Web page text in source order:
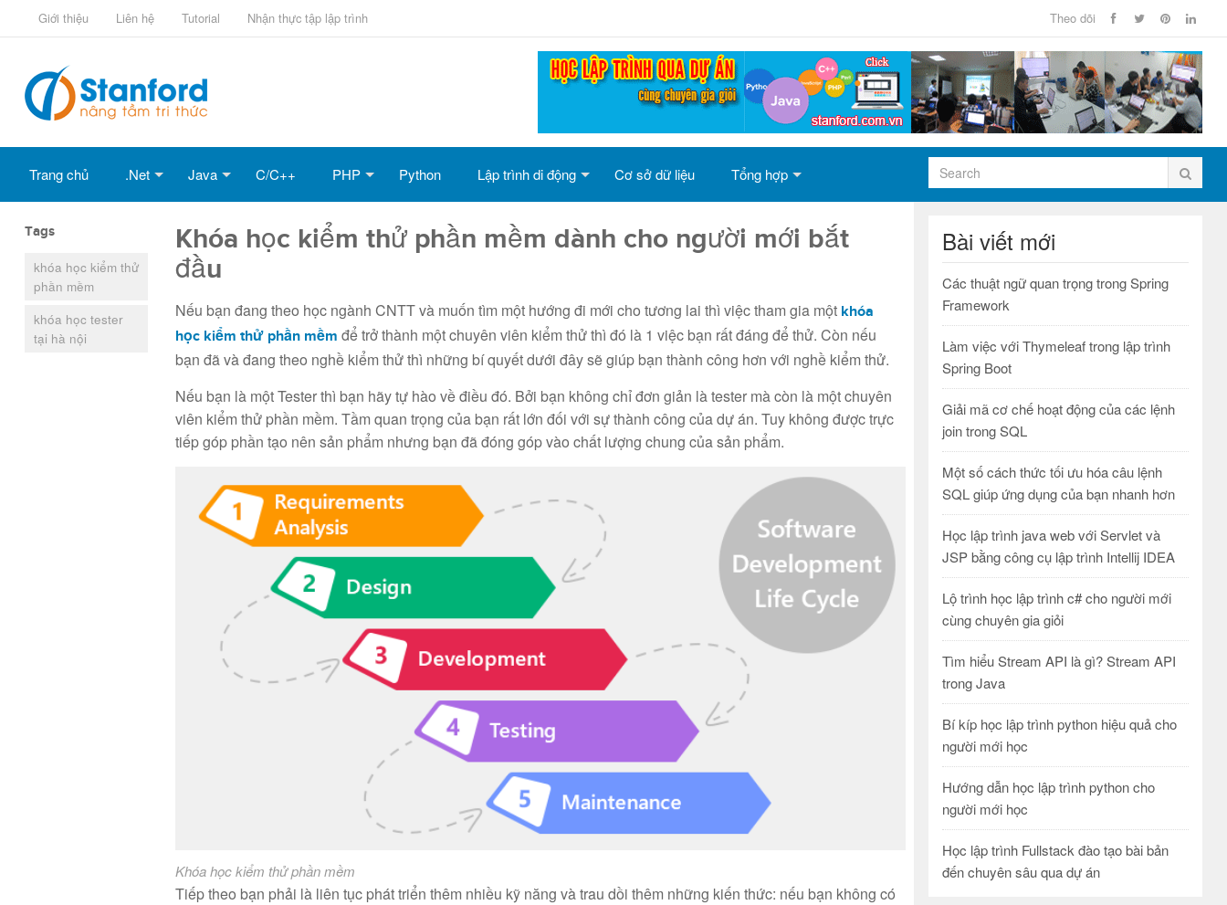
Giới thiệu Liên hệ Tutorial Nhận thực tập lập trình Theo dõi
Trang chủ .Net Java C/C++ PHP Python Lập trình di động Cơ sở dữ liệu Tổng hợp
Tags
khóa học kiểm thử
phần mềm
khóa học tester
tại hà nội
Khóa học kiểm thử phần mềm dành cho người mới bắt
đầu
Nếu bạn đang theo học ngành CNTT và muốn tìm một hướng đi mới cho tương lai thì việc tham gia một khóa
học kiểm thử phần mềm để trở thành một chuyên viên kiểm thử thì đó là 1 việc bạn rất đáng để thử. Còn nếu
bạn đã và đang theo nghề kiểm thử thì những bí quyết dưới đây sẽ giúp bạn thành công hơn với nghề kiểm thử.
Nếu bạn là một Tester thì bạn hãy tự hào về điều đó. Bởi bạn không chỉ đơn giản là tester mà còn là một chuyên
viên kiểm thử phần mềm. Tầm quan trọng của bạn rất lớn đối với sự thành công của dự án. Tuy không được trực
tiếp góp phần tạo nên sản phẩm nhưng bạn đã đóng góp vào chất lượng chung của sản phẩm.
Khóa học kiểm thử phần mềm
Tiếp theo bạn phải là liên tục phát triển thêm nhiều kỹ năng và trau dồi thêm những kiến thức: nếu bạn không có
Bài viết mới
Các thuật ngữ quan trọng trong Spring
Framework
Làm việc với Thymeleaf trong lập trình
Spring Boot
Giải mã cơ chế hoạt động của các lệnh
join trong SQL
Một số cách thức tối ưu hóa câu lệnh
SQL giúp ứng dụng của bạn nhanh hơn
Học lập trình java web với Servlet và
JSP bằng công cụ lập trình Intellij IDEA
Lộ trình học lập trình c# cho người mới
cùng chuyên gia giỏi
Tìm hiểu Stream API là gì? Stream API
trong Java
Bí kíp học lập trình python hiệu quả cho
người mới học
Hướng dẫn học lập trình python cho
người mới học
Học lập trình Fullstack đào tạo bài bản
đến chuyên sâu qua dự án